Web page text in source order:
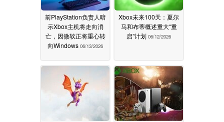
前PlayStation负责人暗
示Xbox主机将走向消
亡，因微软正将重心转
向Windows 06/13/2026
Xbox未来100天：夏尔
马和布蒂概述重大“重
启”计划 06/12/2026